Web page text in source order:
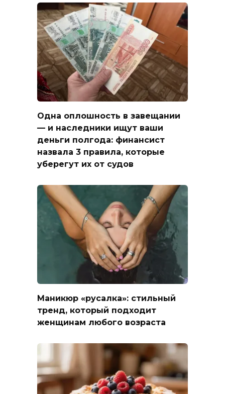
Одна оплошность в завещании
— и наследники ищут ваши
деньги полгода: финансист
назвала 3 правила, которые
уберегут их от судов
Маникюр «русалка»: стильный
тренд, который подходит
женщинам любого возраста